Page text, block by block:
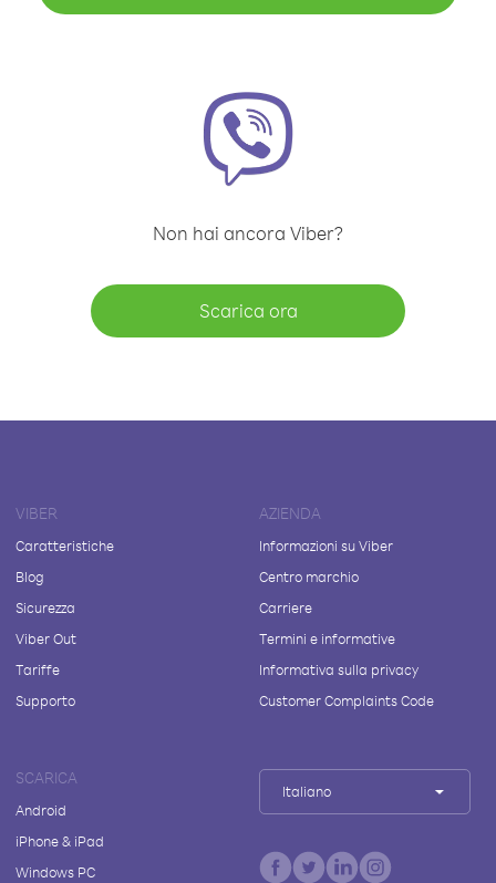
Non hai ancora Viber?
Scarica ora
VIBER
Caratteristiche
Blog
Sicurezza
Viber Out
Tariffe
Supporto
AZIENDA
Informazioni su Viber
Centro marchio
Carriere
Termini e informative
Informativa sulla privacy
Customer Complaints Code
SCARICA
Android
iPhone & iPad
Windows PC
Italiano